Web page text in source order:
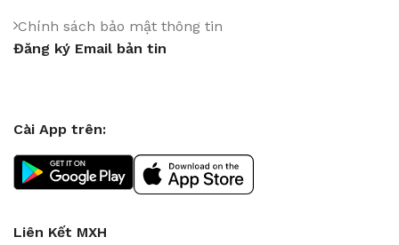
Chính sách bảo mật thông tin
Đăng ký Email bản tin
Cài App trên:
Liên Kết MXH